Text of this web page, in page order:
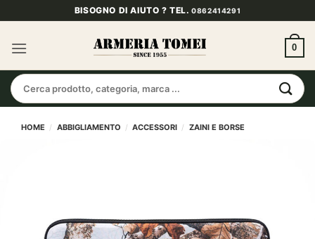
ai
contenuti
BISOGNO DI AIUTO ? TEL.0862414291
0
Cerca:
HOME / ABBIGLIAMENTO / ACCESSORI / ZAINI E BORSE